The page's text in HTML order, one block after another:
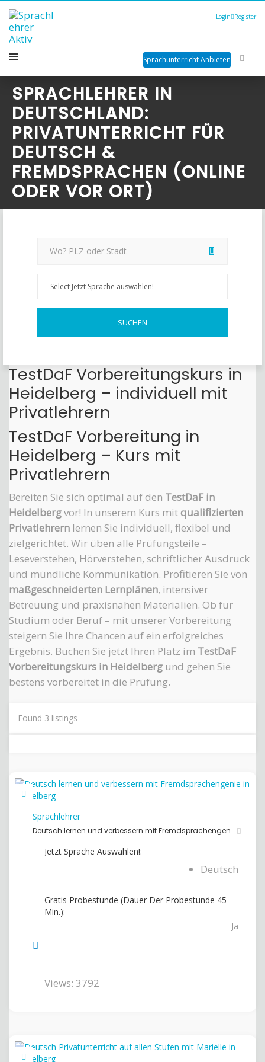
Login Register
Sprachunterricht Anbieten
SPRACHLEHRER IN
DEUTSCHLAND:
PRIVATUNTERRICHT FÜR
DEUTSCH &
FREMDSPRACHEN (ONLINE
ODER VOR ORT)
TestDaF Vorbereitungskurs in
Heidelberg – individuell mit
Privatlehrern
TestDaF Vorbereitung in
Heidelberg – Kurs mit
Privatlehrern
Bereiten Sie sich optimal auf den TestDaF in
Heidelbergvor! In unserem Kurs mitqualifizierten
Privatlehrern lernen Sie individuell, flexibel und
zielgerichtet. Wir üben alle Prüfungsteile –
Leseverstehen, Hörverstehen, schriftlicher Ausdruck
und mündliche Kommunikation. Profitieren Sie von
maßgeschneiderten Lernplänen, intensiver
Betreuung und praxisnahen Materialien. Ob für
Studium oder Beruf – mit unserer Vorbereitung
steigern Sie Ihre Chancen auf ein erfolgreiches
Ergebnis. Buchen Sie jetzt Ihren Platz im TestDaF
Vorbereitungskurs in Heidelberg und gehen Sie
bestens vorbereitet in die Prüfung.
Found 3 listings
Sprachlehrer
Deutsch lernen und verbessern mit Fremdsprachengen
Jetzt Sprache Auswählen!:
Deutsch
Gratis Probestunde (Dauer Der Probestunde 45
Min.):
Ja
Views: 3792